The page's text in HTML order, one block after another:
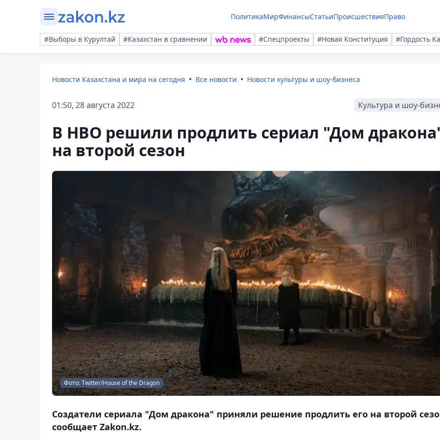
ПолитикаМирФинансыСтатьиПроисшествияПраво
#Выборы в Курултай #Казахстан в сравнении #Спецпроекты #Новая Конституция #Гордость
Новости Казахстана и мира на сегодня Все новости Новости культуры и шоу-бизнеса
01:50, 28 августа 2022 Культура и шоу-
В HBO решили продлить сериал "Дом
на второй сезон
Фото: Twitter/House of the Dragon
Создатели сериала "Дом дракона" приняли решение продлить его на второй
сообщает Zakon.kz.